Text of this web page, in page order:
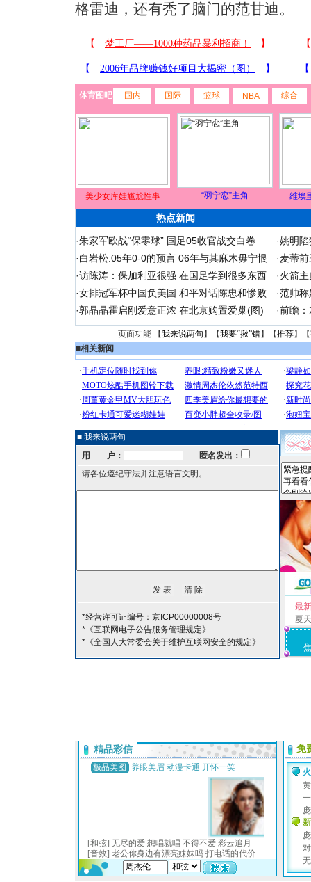
格雷迪，还有秃了脑门的范甘迪。
体育图吧 国内 国际 篮球 NBA 综合
美少女库娃尴尬性事 “羽宁恋”主角 维埃
热点新闻
·朱家军欧战“保零球” 国足05收官战交白卷
·白岩松:05年0-0的预言 06年与其麻木毋宁恨
·访陈涛：保加利亚很强 在国足学到很多东西
·女排冠军杯中国负美国 和平对话陈忠和惨败
·郭晶晶霍启刚爱意正浓 在北京购置爱巢(图)
·姚明
·麦蒂
·火箭
·范帅
·前瞻
页面功能 【我来说两句 】【我要“揪”错】【推荐】
■相关新闻
■ 我来说两句
用 户：
匿名发出：
请各位遵纪守法并注意语言文明。
*经营许可证编号：京ICP00000008号
*《互联网电子公告服务管理规定》
*《全国人大常委会关于维护互联网安全的规定》
最
夏